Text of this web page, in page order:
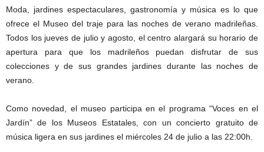
Moda, jardines espectaculares, gastronomía y música es lo que
ofrece el Museo del traje para las noches de verano madrileñas.
Todos los jueves de julio y agosto, el centro alargará su horario de
apertura para que los madrileños puedan disfrutar de sus
colecciones y de sus grandes jardines durante las noches de
verano.
Como novedad, el museo participa en el programa “Voces en el
Jardín” de los Museos Estatales, con un concierto gratuito de
música ligera en sus jardines el miércoles 24 de julio a las 22:00h.